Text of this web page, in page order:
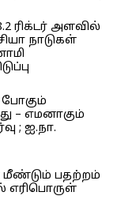
ரிக்டர் அளவில்
நாடுகள்
– எமனாகும்
; ஐ.நா.
மீண்டும் பதற்றம்
எரிபொருள்